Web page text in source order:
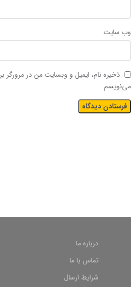
وب‌ سایت
ذخیره نام، ایمیل و وبسایت من در مرورگر
می‌نویسم.
درباره ما
تماس با ما
شرایط ارسال